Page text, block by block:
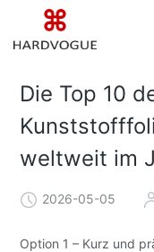
Die Top 10
weltweit im
2026-05-05
Option 1 – Kurz und